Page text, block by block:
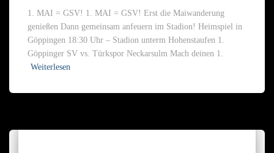
1. MAI = GSV! 1. MAI = GSV! Erst die Maiwanderung
genießen Dann gemeinsam anfeuern im Stadion! Heimspiel in
Göppingen 18:30 Uhr – Stadion unterm Hohenstaufen 1.
Göppinger SV vs. Türkspor Neckarsulm Mach deinen 1.
Weiterlesen